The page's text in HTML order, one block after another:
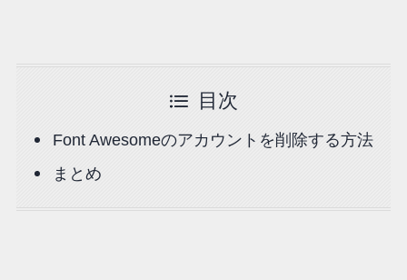
目次
Font Awesomeのアカウントを削除する方法
まとめ